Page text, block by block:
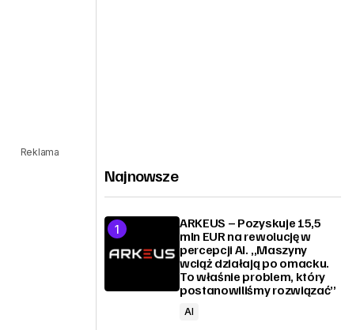
Reklama
Najnowsze
ARKEUS – Pozyskuje 15,5
mln EUR na rewolucję w
percepcji AI. „Maszyny
wciąż działają po omacku.
To właśnie problem, który
postanowiliśmy rozwiązać”
AI